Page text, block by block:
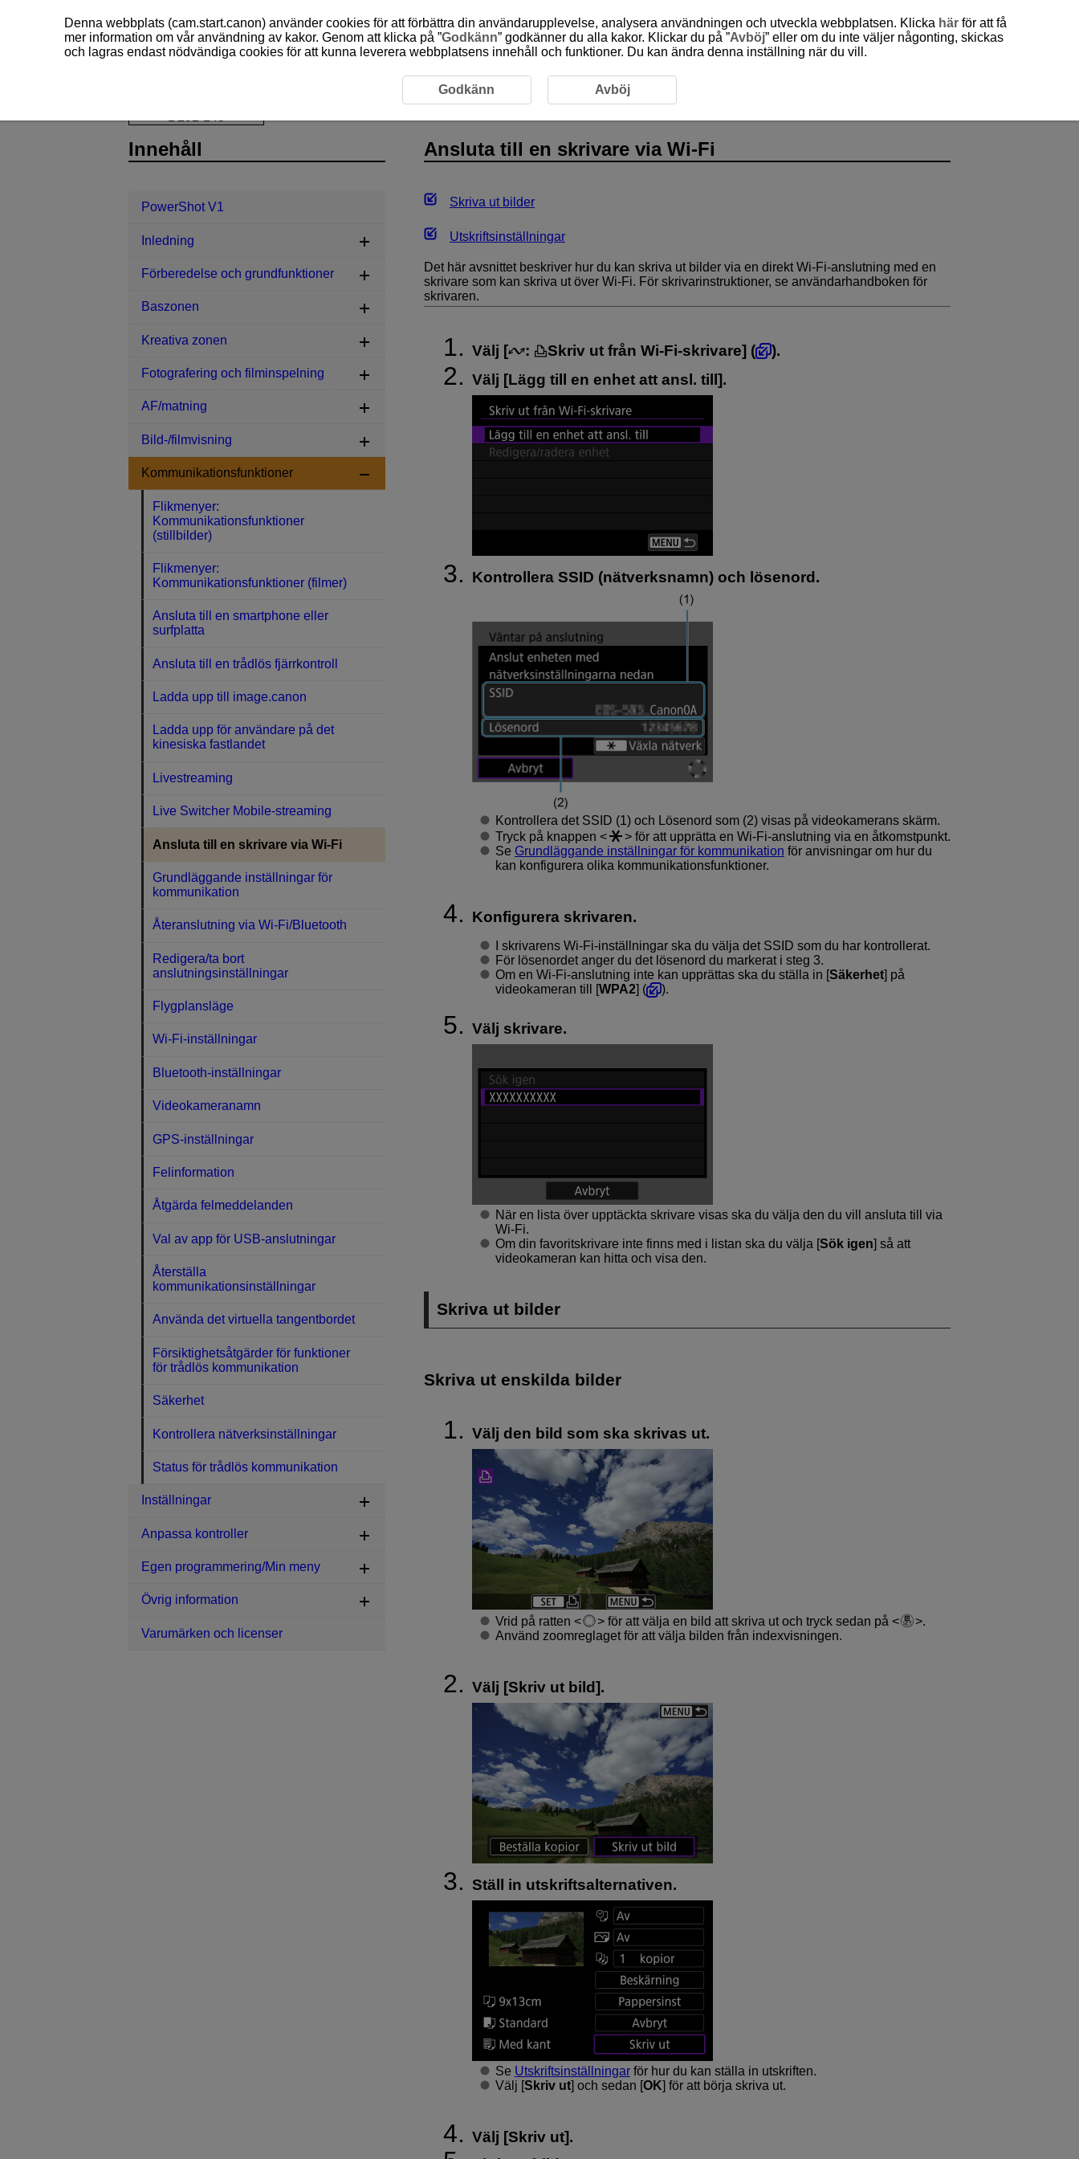
Ansluta till en skrivare via Wi-Fi
Ansluta till en skrivare via Wi-Fi
Skriva ut bilder
Utskriftsinställningar
Det här avsnittet beskriver hur du kan skriva ut bilder via en direktWi-Fi-anslutning med en
skrivare som kan skriva ut över Wi-Fi. För skrivarinstruktioner, se användarhandboken för
skrivaren.
Välj [ : Skriv ut från Wi-Fi-skrivare] (
).
Välj [Lägg till en enhet att ansl. till].
Kontrollera SSID (nätverksnamn) och lösenord.
Kontrollera det SSID (1) och Lösenord som (2) visas på videokamerans skärm.
Tryck på knappen
för att upprätta en Wi-Fi-anslutning via en åtkomstpunkt.
Se Grundläggande inställningar för kommunikation för anvisningar om hur du
kan konfigurera olika kommunikationsfunktioner.
Konfigurera skrivaren.
I skrivarens Wi-Fi-inställningar ska du välja det SSID som du har kontrollerat.
För lösenordet anger du det lösenord du markerat i steg 3.
Om en Wi-Fi-anslutning inte kan upprättas ska du ställa in [Säkerhet] på
videokameran till [WPA2] ( ).
Välj skrivare.
När en lista över upptäckta skrivare visas ska du välja den du vill ansluta till via
Wi-Fi.
Om din favoritskrivare inte finns med i listan ska du välja [Sök igen] så att
videokameran kan hitta och visa den.
Skriva ut bilder
Skriva ut enskilda bilder
Välj den bild som ska skrivas ut.
Vrid på ratten för att välja en bild att skriva ut och tryck sedan på
.
Använd zoomreglaget för att välja bilden från indexvisningen.
Välj [Skriv ut bild].
Ställ in utskriftsalternativen.
Se Utskriftsinställningarför hur du kan ställa in utskriften.
Välj [Skriv ut] och sedan [OK] för att börja skriva ut.
Välj [Skriv ut].
Innehåll
PowerShot V1
Inledning
Förberedelse och grundfunktioner
Baszonen
Kreativa zonen
Fotografering och filminspelning
AF/matning
Bild-/filmvisning
Kommunikationsfunktioner
Flikmenyer:
Kommunikationsfunktioner
(stillbilder)
Flikmenyer:
Kommunikationsfunktioner (filmer)
Ansluta till en smartphone eller
surfplatta
Ansluta till en trådlös fjärrkontroll
Ladda upp till image.canon
Ladda upp för användare på det
kinesiska fastlandet
Livestreaming
Live Switcher Mobile-streaming
Ansluta till en skrivare via Wi-Fi
Grundläggande inställningar för
kommunikation
Återanslutning via Wi-Fi/Bluetooth
Redigera/ta bort
anslutningsinställningar
Flygplansläge
Wi-Fi-inställningar
Bluetooth-inställningar
Videokameranamn
GPS-inställningar
Felinformation
Åtgärda felmeddelanden
Val av app för USB-anslutningar
Återställa
kommunikationsinställningar
Använda det virtuella tangentbordet
Försiktighetsåtgärder för funktioner
för trådlös kommunikation
Säkerhet
Kontrollera nätverksinställningar
Status för trådlös kommunikation
Inställningar
Anpassa kontroller
Egen programmering/Min meny
Övrig information
Varumärken och licenser
Denna webbplats (cam.start.canon) använder cookies för att förbättra din användarupplevelse, analysera användningen och utveckla webbplatsen. Klicka här för att få
mer information om vår användning av kakor. Genom att klicka på ”Godkänn” godkänner du alla kakor. Klickar du på ”Avböj” eller om du inte väljer någonting, skickas
och lagras endast nödvändiga cookies för att kunna leverera webbplatsens innehåll och funktioner. Du kan ändra denna inställning när du vill.
Godkänn Avböj